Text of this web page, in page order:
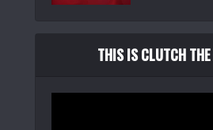
THIS IS CLUTCH